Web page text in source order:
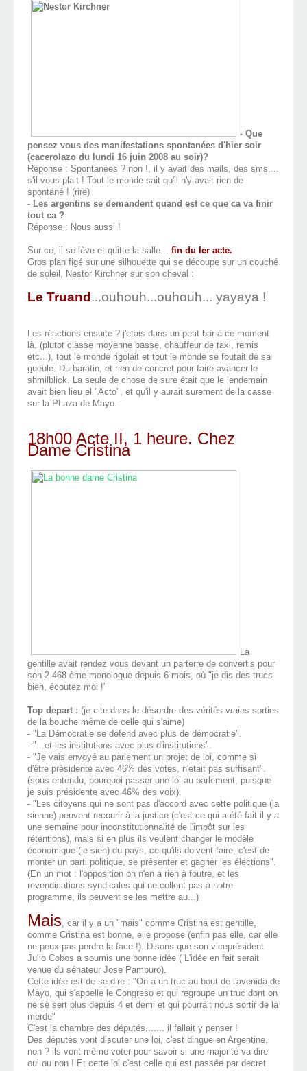
- Que
pensez vous des manifestations spontanées d'hier soir
(cacerolazo du lundi 16 juin 2008 au soir)?
Réponse : Spontanées ? non !, il y avait des mails, des sms,...
s'il vous plait ! Tout le monde sait qu'il n'y avait rien de
spontané ! (rire)
- Les argentins se demandent quand est ce que ca va finir
tout ca ?
Réponse : Nous aussi !
Sur ce, il se lève et quitte la salle... fin du Ier acte.
Gros plan figé sur une silhouette qui se découpe sur un couché
de soleil, Nestor Kirchner sur son cheval :
Le Truand ...ouhouh...ouhouh... yayaya !
Les réactions ensuite ? j'etais dans un petit bar à ce moment
là, (plutot classe moyenne basse, chauffeur de taxi, remis
etc...), tout le monde rigolait et tout le monde se foutait de sa
gueule. Du baratin, et rien de concret pour faire avancer le
shmilblick. La seule de chose de sure était que le lendemain
avait bien lieu el "Acto", et qu'il y aurait surement de la casse
sur la PLaza de Mayo.
18h00 Acte II, 1 heure. Chez
Dame Cristina
La
gentille avait rendez vous devant un parterre de convertis pour
son 2.468 ème monologue depuis 6 mois, où "je dis des trucs
bien, écoutez moi !"
Top depart : (je cite dans le désordre des vérités vraies sorties
de la bouche même de celle qui s'aime)
- "La Démocratie se défend avec plus de démocratie".
- "...et les institutions avec plus d'institutions".
- "Je vais envoyé au parlement un projet de loi, comme si
d'être présidente avec 46% des votes, n'etait pas suffisant".
(sous entendu, pourquoi passer une loi au parlement, puisque
je suis présidente avec 46% des voix).
- "Les citoyens qui ne sont pas d'accord avec cette politique (la
sienne) peuvent recourir à la justice (c'est ce qui a été fait il y a
une semaine pour inconstitutionnalité de l'impôt sur les
rétentions), mais si en plus ils veulent changer le modèle
économique (le sien) du pays, ce qu'ils doivent faire, c'est de
monter un parti politique, se présenter et gagner les élections".
(En un mot : l'opposition on n'en a rien à foutre, et les
revendications syndicales qui ne collent pas à notre
programme, ils peuvent se les mettre au...)
Mais, car il y a un "mais" comme Cristina est gentille,
comme Cristina est bonne, elle propose (enfin pas elle, car elle
ne peux pas perdre la face !). Disons que son viceprésident
Julio Cobos a soumis une bonne idée ( L'idée en fait serait
venue du sénateur Jose Pampuro).
Cette idée est de se dire : "On a un truc au bout de l'avenida de
Mayo, qui s'appelle le Congreso et qui regroupe un truc dont on
ne se sert plus depuis 4 et demi et qui pourrait nous sortir de la
merde"
C'est la chambre des députés....... il fallait y penser !
Des députés vont discuter une loi, c'est dingue en Argentine,
non ? ils vont même voter pour savoir si une majorité va dire
oui ou non ! Et cette loi c'est celle qui est passée par decret